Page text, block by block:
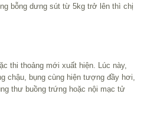
bỗng dưng sút từ 5kg trở lên thì chị
thi thoảng mới xuất hiện. Lúc này,
chậu, bụng cùng hiện tượng đầy hơi,
thư buồng trứng hoặc nội mạc tử